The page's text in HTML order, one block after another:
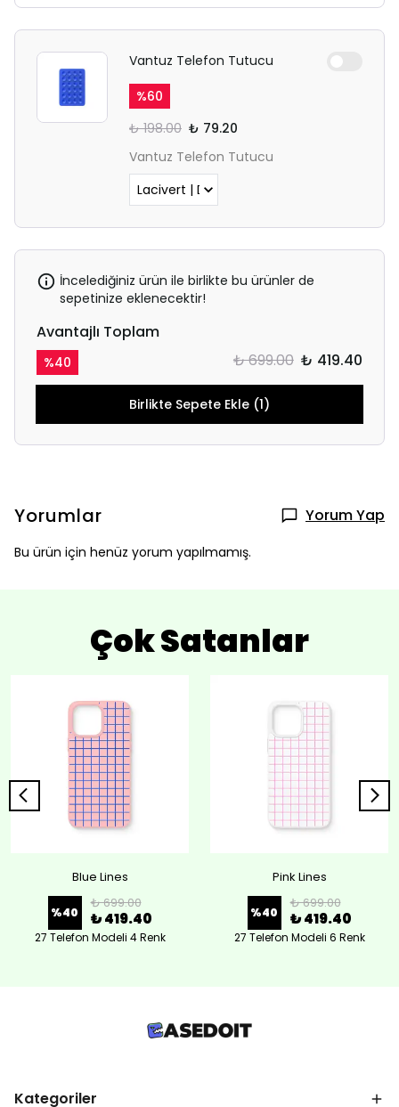
Vantuz Telefon Tutucu
%60
₺ 198.00 ₺ 79.20
Vantuz Telefon Tutucu
İncelediğiniz ürün ile birlikte bu ürünler de
sepetinize eklenecektir!
Avantajlı Toplam
%40 ₺ 699.00 ₺ 419.40
Birlikte Sepete Ekle (1)
Yorumlar Yorum Yap
Bu ürün için henüz yorum yapılmamış.
Çok Satanlar
Blue Lines
%40
₺ 699.00
₺ 419.40
27 Telefon Modeli 4 Renk
Pink Lines
%40
₺ 699.00
₺ 419.40
27 Telefon Modeli 6 Renk
Kategoriler